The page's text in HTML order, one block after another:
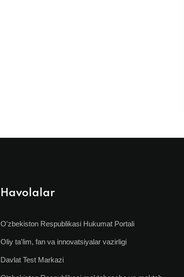
Havolalar
O'zbekiston Respublikasi Hukumat Portali
Oliy ta'lim, fan va innovatsiyalar vazirligi
Davlat Test Markazi